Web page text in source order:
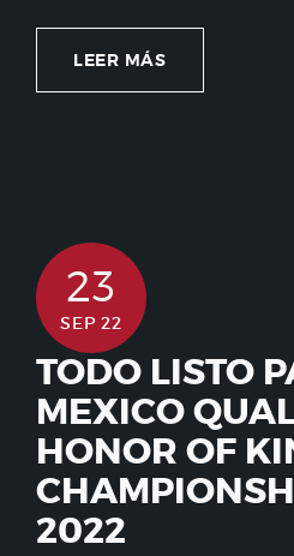
LEER MÁS
23
SEP 22
TODO LISTO
MEXICO
HONOR OF
2022